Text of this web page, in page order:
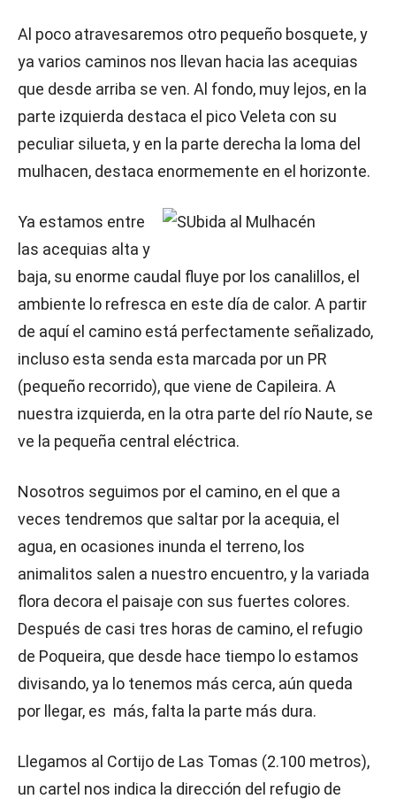
Al poco atravesaremos otro pequeño bosquete, y
ya varios caminos nos llevan hacia las acequias
que desde arriba se ven. Al fondo, muy lejos, en la
parte izquierda destaca el pico Veleta con su
peculiar silueta, y en la parte derecha la loma del
mulhacen, destaca enormemente en el horizonte.
Ya estamos entre
las acequias alta y
baja, su enorme caudal fluye por los canalillos, el
ambiente lo refresca en este día de calor. A partir
de aquí el camino está perfectamente señalizado,
incluso esta senda esta marcada por un PR
(pequeño recorrido), que viene de Capileira. A
nuestra izquierda, en la otra parte del río Naute, se
ve la pequeña central eléctrica.
Nosotros seguimos por el camino, en el que a
veces tendremos que saltar por la acequia, el
agua, en ocasiones inunda el terreno, los
animalitos salen a nuestro encuentro, y la variada
flora decora el paisaje con sus fuertes colores.
Después de casi tres horas de camino, el refugio
de Poqueira, que desde hace tiempo lo estamos
divisando, ya lo tenemos más cerca, aún queda
por llegar, es más, falta la parte más dura.
Llegamos al Cortijo de Las Tomas (2.100 metros),
un cartel nos indica la dirección del refugio de